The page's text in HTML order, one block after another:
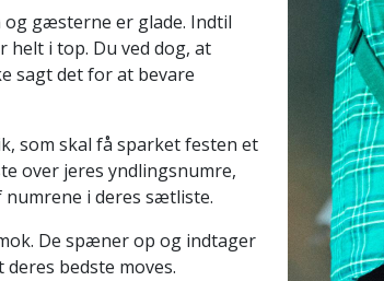
og gæsterne er glade. Indtil
helt i top. Du ved dog, at
sagt det for at bevare
som skal få sparket festen et
over jeres yndlingsnumre,
numrene i deres sætliste.
De spæner op og indtager
bedste moves.